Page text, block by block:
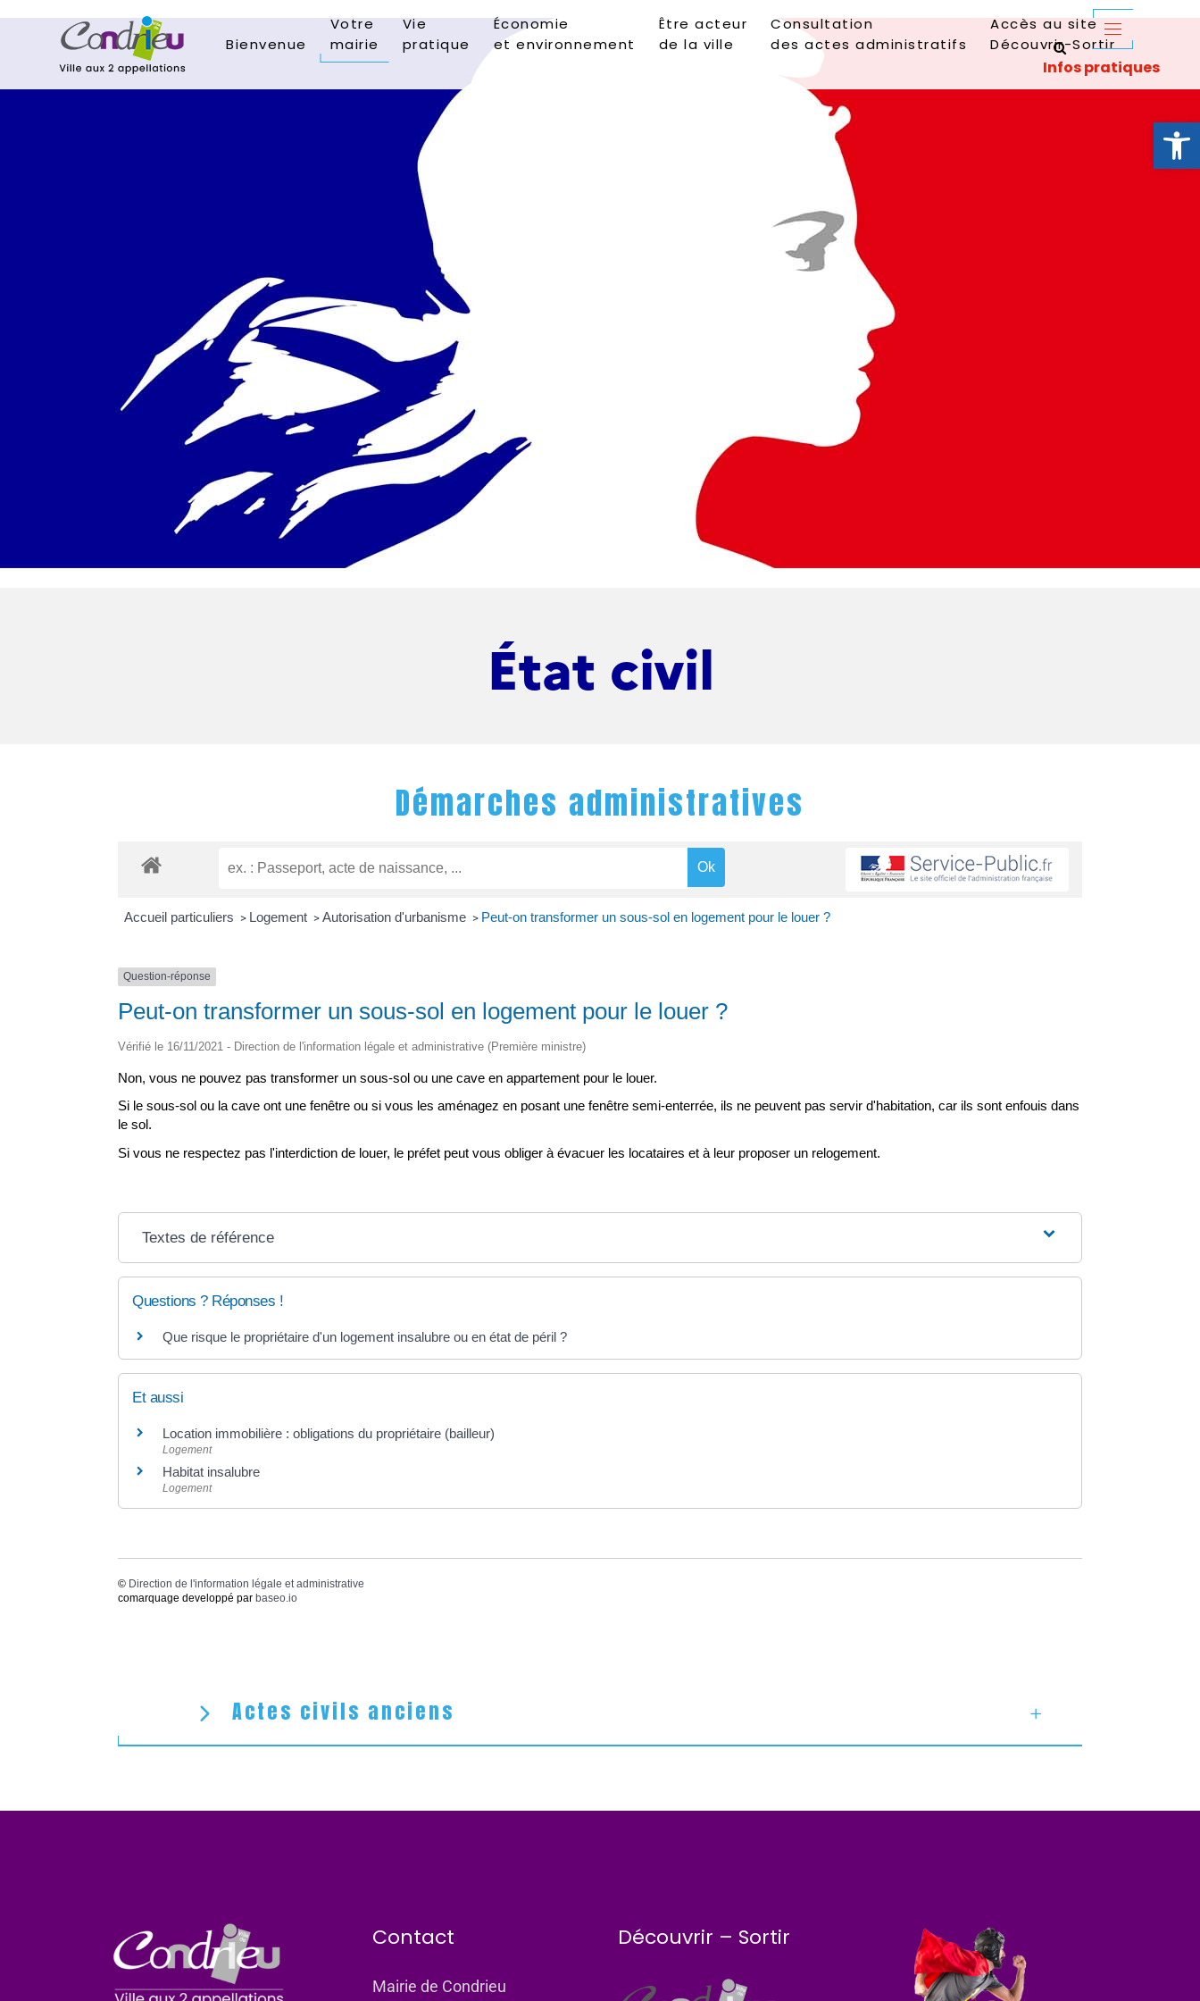
Ouvrir
Bienvenue
Votre
mairie
Vie
pratique
Économie
et environnement
Être acteur
de la ville
Consultation
des actes administratifs
Accès au site
Découvrir-Sortir
État civil
Démarches administratives
Accueil particuliers > Logement > Autorisation d'urbanisme > Peut-on transformer un sous-sol en logement pour le louer ?
Question-réponse
Peut-on transformer un sous-sol en logement pour le louer ?
Vérifié le 16/11/2021 - Direction de l'information légale et administrative (Première ministre)
Non, vous ne pouvez pas transformer un sous-sol ou une cave en appartement pour le louer.
Si le sous-sol ou la cave ont une fenêtre ou si vous les aménagez en posant une fenêtre semi-enterrée, ils ne peuvent pas servir d'habitation, car ils sont enfouis dans
le sol.
Si vous ne respectez pas l'interdiction de louer, le préfet peut vous obliger à évacuer les locataires et à leur proposer un relogement.
Textes de référence
Questions ? Réponses !
Que risque le propriétaire d'un logement insalubre ou en état de péril ?
Et aussi
Location immobilière : obligations du propriétaire (bailleur)
Logement
Habitat insalubre
Logement
© Direction de l'information légale et administrative
comarquage developpé par baseo.io
Actes civils anciens
Contact
Mairie de Condrieu
Découvrir – Sortir